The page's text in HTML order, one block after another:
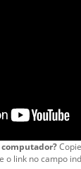
computador?
o link no campo